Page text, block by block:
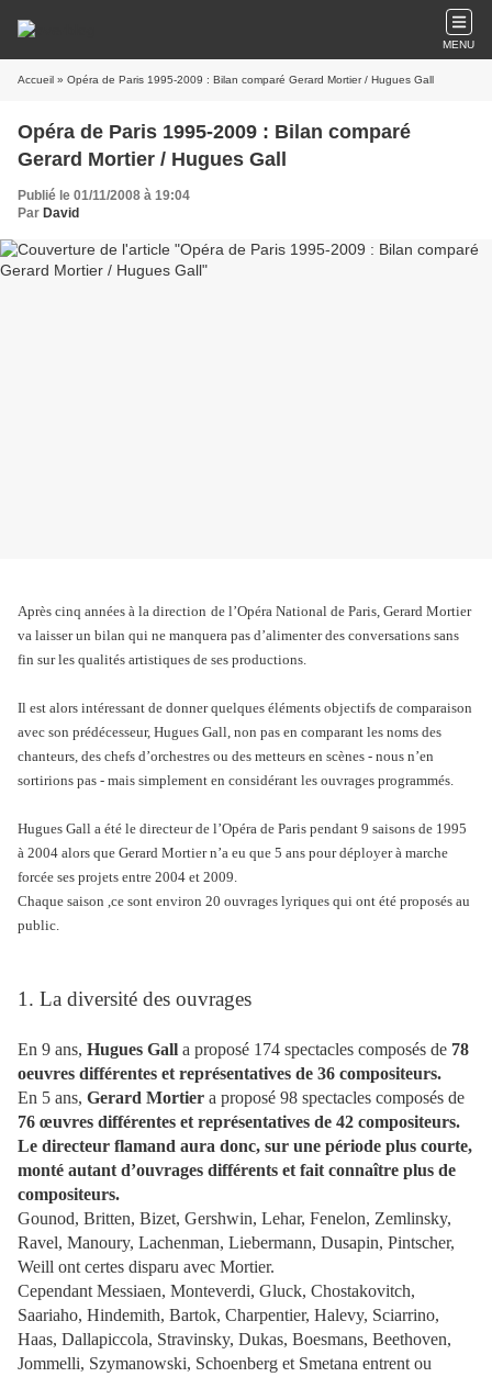
MENU
Accueil » Opéra de Paris 1995-2009 : Bilan comparé Gerard Mortier / Hugues Gall
Opéra de Paris 1995-2009 : Bilan comparé
Gerard Mortier / Hugues Gall
Publié le 01/11/2008 à 19:04
Par David
Après cinq années à la direction de l’Opéra National de Paris, Gerard Mortier
va laisser un bilan qui ne manquera pas d’alimenter des conversations sans
fin sur les qualités artistiques de ses productions.
Il est alors intéressant de donner quelques éléments objectifs de comparaison
avec son prédécesseur, Hugues Gall, non pas en comparant les noms des
chanteurs, des chefs d’orchestres ou des metteurs en scènes - nous n’en
sortirions pas - mais simplement en considérant les ouvrages programmés.
Hugues Gall a été le directeur de l’Opéra de Paris pendant 9 saisons de 1995
à 2004 alors que Gerard Mortier n’a eu que 5 ans pour déployer à marche
forcée ses projets entre 2004 et 2009.
Chaque saison ,ce sont environ 20 ouvrages lyriques qui ont été proposés au
public.
1. La diversité des ouvrages
En 9 ans, Hugues Gall a proposé 174 spectacles composés de 78
oeuvres différentes et représentatives de 36 compositeurs.
En 5 ans, Gerard Mortier a proposé 98 spectacles composés de
76 œuvres différentes et représentatives de 42 compositeurs.
Le directeur flamand aura donc, sur une période plus courte,
monté autant d’ouvrages différents et fait connaître plus de
compositeurs.
Gounod, Britten, Bizet, Gershwin, Lehar, Fenelon, Zemlinsky,
Ravel, Manoury, Lachenman, Liebermann, Dusapin, Pintscher,
Weill ont certes disparu avec Mortier.
Cependant Messiaen, Monteverdi, Gluck, Chostakovitch,
Saariaho, Hindemith, Bartok, Charpentier, Halevy, Sciarrino,
Haas, Dallapiccola, Stravinsky, Dukas, Boesmans, Beethoven,
Jommelli, Szymanowski, Schoenberg et Smetana entrent ou